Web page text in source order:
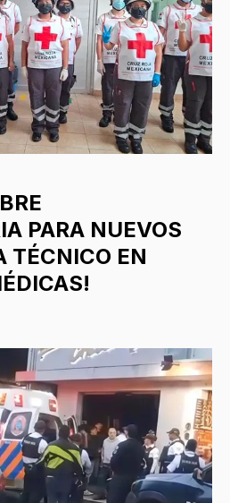
PARA NUEVOS
TÉCNICO EN